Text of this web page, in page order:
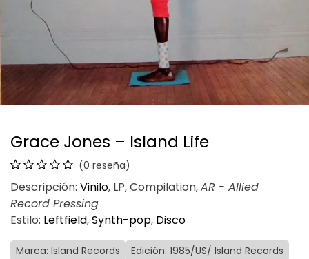
Grace Jones – Island Life
(0 reseña)
Descripción: Vinilo, LP, Compilation,AR - Allied
Record Pressing
Estilo: Leftfield,Synth-pop, Disco
Marca: Island Records Edición: 1985/US/ Island Records